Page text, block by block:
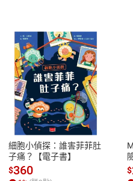
期
解
性
參
客服資訊
服務時間：週一到週
13:00-17:00 (國定假
客服電話：0080-
細胞小偵探：誰害菲菲肚
子痛？【電子書】
$360 $